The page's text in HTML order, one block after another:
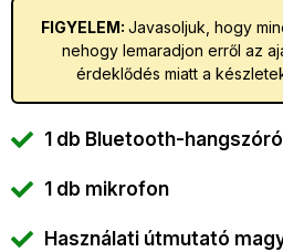
FIGYELEM: Javasoljuk, hogy
nehogy lemaradjon erről az
érdeklődés miatt a
1 db Bluetooth-
1 db mikrofon
Használati útmutató